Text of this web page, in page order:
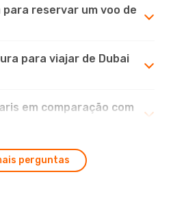
reservar um voo de
para viajar de Dubai
em comparação com
perguntas